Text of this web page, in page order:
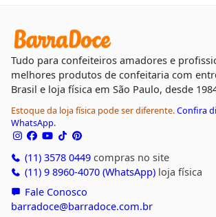
Tudo para confeiteiros amadores e
melhores produtos de confeitaria com
Brasil e loja física em São Paulo, desde
Estoque da loja física pode ser diferente.Confira
WhatsApp.
(11) 3578 0449compras no site
(11) 9 8960-4070 (WhatsApp)loja física
Fale Conosco
barradoce@barradoce.com.br